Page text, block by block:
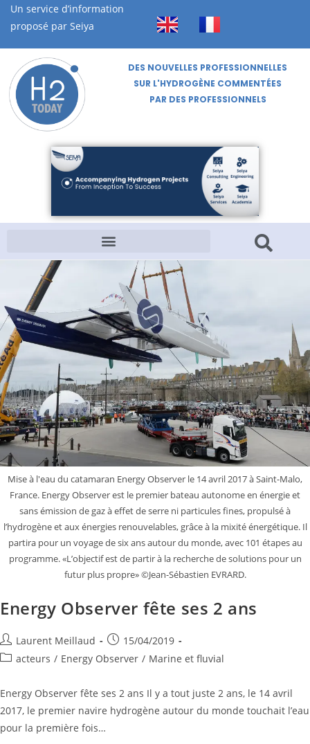
Un service d’information
proposé par Seiya
DES NOUVELLES PROFESSIONNELLES
SUR L'HYDROGÈNE COMMENTÉES
PAR DES PROFESSIONNELS
Mise à l'eau du catamaran Energy Observer le 14 avril 2017 à Saint-Malo,
France. Energy Observer est le premier bateau autonome en énergie et
sans émission de gaz à effet de serre ni particules fines, propulsé à
l’hydrogène et aux énergies renouvelables, grâce à la mixité énergétique. Il
partira pour un voyage de six ans autour du monde, avec 101 étapes au
programme. «L’objectif est de partir à la recherche de solutions pour un
futur plus propre» ©Jean-Sébastien EVRARD.
Energy Observer fête ses 2 ans
Laurent Meillaud
15/04/2019
acteurs / Energy Observer / Marine et fluvial
Energy Observer fête ses 2 ans Il y a tout juste 2 ans, le 14 avril
2017, le premier navire hydrogène autour du monde touchait l’eau
pour la première fois…